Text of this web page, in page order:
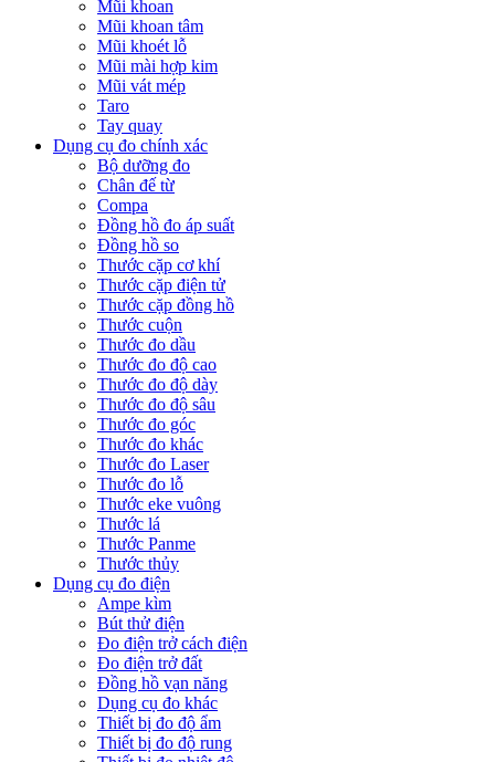
Mũi khoan
Mũi khoan tâm
Mũi khoét lỗ
Mũi mài hợp kim
Mũi vát mép
Taro
Tay quay
Dụng cụ đo chính xác
Bộ dưỡng đo
Chân đế từ
Compa
Đồng hồ đo áp suất
Đồng hồ so
Thước cặp cơ khí
Thước cặp điện tử
Thước cặp đồng hồ
Thước cuộn
Thước đo dầu
Thước đo độ cao
Thước đo độ dày
Thước đo độ sâu
Thước đo góc
Thước đo khác
Thước đo Laser
Thước đo lỗ
Thước eke vuông
Thước lá
Thước Panme
Thước thủy
Dụng cụ đo điện
Ampe kìm
Bút thử điện
Đo điện trở cách điện
Đo điện trở đất
Đồng hồ vạn năng
Dụng cụ đo khác
Thiết bị đo độ ẩm
Thiết bị đo độ rung